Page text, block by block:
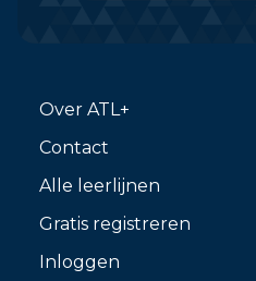
Over ATL+
Contact
Alle leerlijnen
Gratis registreren
Inloggen